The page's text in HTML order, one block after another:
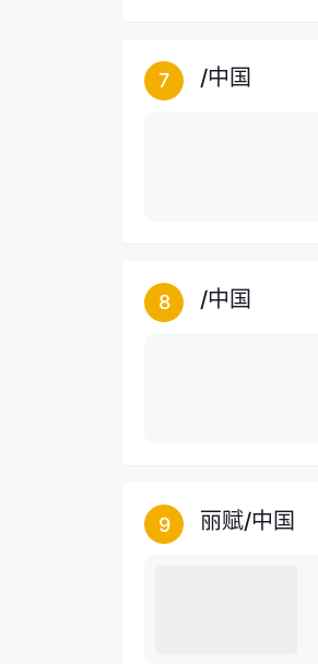
7 /中国
8 /中国
9 丽赋/中国